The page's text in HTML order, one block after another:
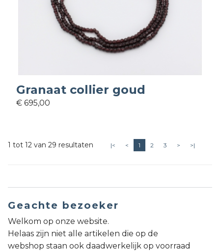
Granaat collier goud
€ 695,00
1 tot 12 van 29 resultaten |< < 1 2 3 > >|
Geachte bezoeker
Welkom op onze website.
Helaas zijn niet alle artikelen die op de
webshop staan ook daadwerkelijk op voorraad